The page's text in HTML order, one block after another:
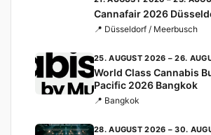
Cannafair 2026
📍 Düsseldorf / Meerbusch
25. AUGUST 2026 – 26.
World Class Cannabis
Pacific 2026 Bangkok
📍 Bangkok
28. AUGUST 2026 – 30.